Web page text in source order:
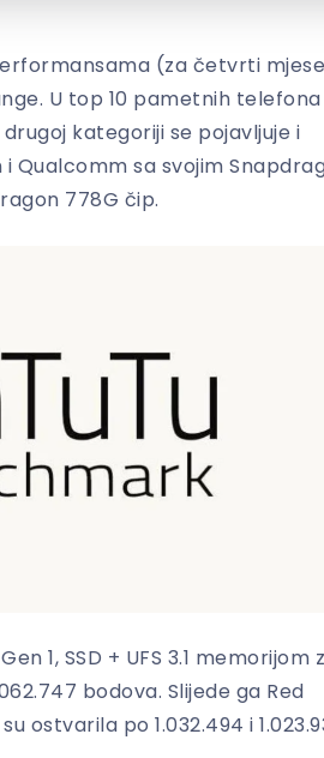
(za četvrti
U top 10 pametnih telefona
kategoriji se pojavljuje i
Qualcomm sa svojim
778G čip.
1, SSD + UFS 3.1 memorijom
bodova. Slijede ga Red
ostvarila po 1.032.494 i